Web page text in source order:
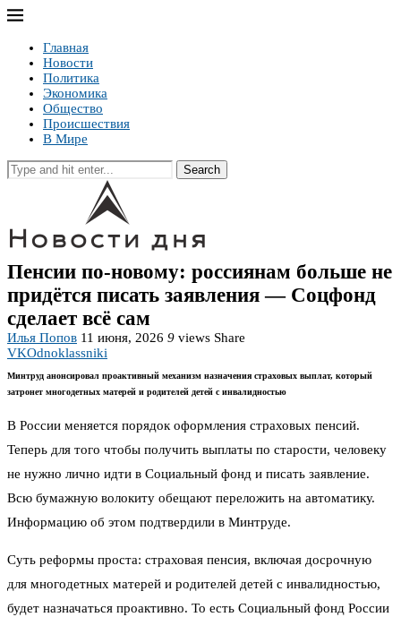
Главная
Новости
Политика
Экономика
Общество
Происшествия
В Мире
Search
Пенсии по-новому: россиянам больше не
придётся писать заявления — Соцфонд
сделает всё сам
Илья Попов 11 июня, 2026 9 views Share
VKOdnoklassniki
Минтруд анонсировал проактивный механизм назначения страховых выплат, который
затронет многодетных матерей и родителей детей с инвалидностью
В России меняется порядок оформления страховых пенсий.
Теперь для того чтобы получить выплаты по старости, человеку
не нужно лично идти в Социальный фонд и писать заявление.
Всю бумажную волокиту обещают переложить на автоматику.
Информацию об этом подтвердили в Минтруде.
Суть реформы проста: страховая пенсия, включая досрочную
для многодетных матерей и родителей детей с инвалидностью,
будет назначаться проактивно. То есть Социальный фонд России